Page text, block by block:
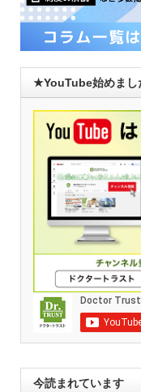
★YouTube始めま
今読まれています